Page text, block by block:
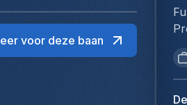
voor deze baan